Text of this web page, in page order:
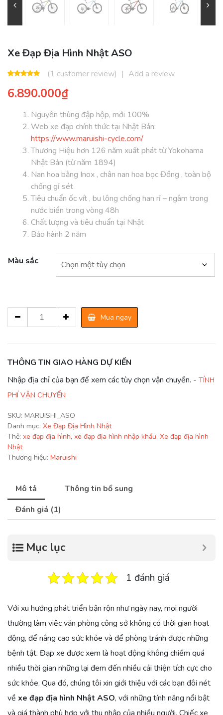
Xe Đạp Địa Hình Nhật ASO
dựa trên
đánh giá
(1 customer review) | Add a review.
6.890.000₫
Nguyên thùng đập hộp, mới 100%
Web xe đạp chính thức tại Nhật Bản:
https://www.maruishi-cycle.com/
Thương Hiệu hơn 126 năm xuất phát từ Yokohama
Nhật Bản (từ năm 1894)
Nan hoa bằng Inox , chân nan hoa bọc Đồng , toàn bộ
chống gỉ sét
Tiêu chuẩn ốc vít , bu lông chống han rỉ – ngâm trong
nước biển trong vòng 48h
Chất lượng và tiêu chuẩn tại Nhật
Bảo hành 2 năm
Màu sắc
Đạp
Nhật
quantity
Mua ngay
THÔNG TIN GIAO HÀNG DỰ KIẾN
Nhập địa chỉ của bạn để xem các tùy chọn vận chuyển. - TÍNH
PHÍ VẬN CHUYỂN
SKU: MARUISHI_ASO
Danh mục: Xe Đạp Địa Hình Nhật
Thẻ: xe đạp địa hình, xe đạp địa hình nhập khẩu, Xe đạp địa hình
Nhật
Thương hiệu: Maruishi
Mô tả
Thông tin bổ sung
Đánh giá (1)
Mục lục
1 đánh giá
Với xu hướng phát triển bận rộn như ngày nay, mọi người
thường làm việc văn phòng công sở không có thời gian hoạt
động, để nâng cao sức khỏe và để phòng tránh được những
bệnh tật. Đạp xe được xem là hoạt động không chiếm quá
nhiều thời gian những lại đem đến nhiều cải thiện tích cực cho
sức khỏe. Qua đó, chúng tôi xin giới thiệu với các bạn đôi nét
về xe đạp địa hình Nhật ASO, với những tính năng nổi bật